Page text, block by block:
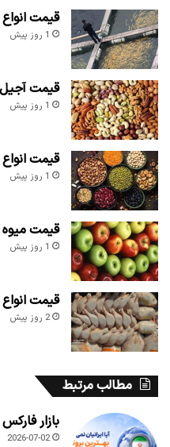
قیمت انواع ماهی ۱۵
1 روز پیش
قیمت آجیل و
1 روز پیش
قیمت انواع حبوبات
1 روز پیش
قیمت میوه و تره
1 روز پیش
قیمت انواع مرغ ۱۴
2 روز پیش
مطالب مرتبط
بازار
2026-07-02